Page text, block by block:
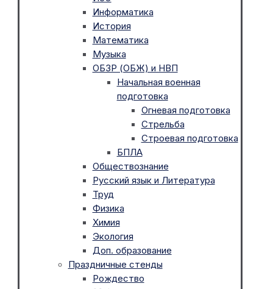
Информатика
История
Математика
Музыка
ОБЗР (ОБЖ) и НВП
Начальная военная
подготовка
Огневая подготовка
Стрельба
Строевая подготовка
БПЛА
Обществознание
Русский язык и Литература
Труд
Физика
Химия
Экология
Доп. образование
Праздничные стенды
Рождество